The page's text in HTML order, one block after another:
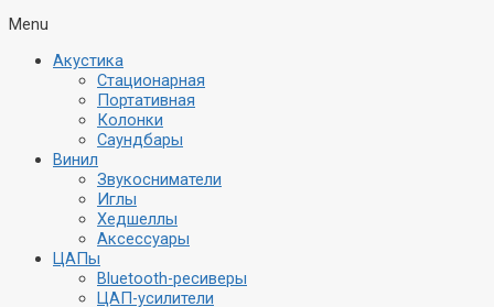
Menu
Акустика
Стационарная
Портативная
Колонки
Саундбары
Винил
Звукосниматели
Иглы
Хедшеллы
Аксессуары
ЦАПы
Bluetooth-ресиверы
ЦАП-усилители